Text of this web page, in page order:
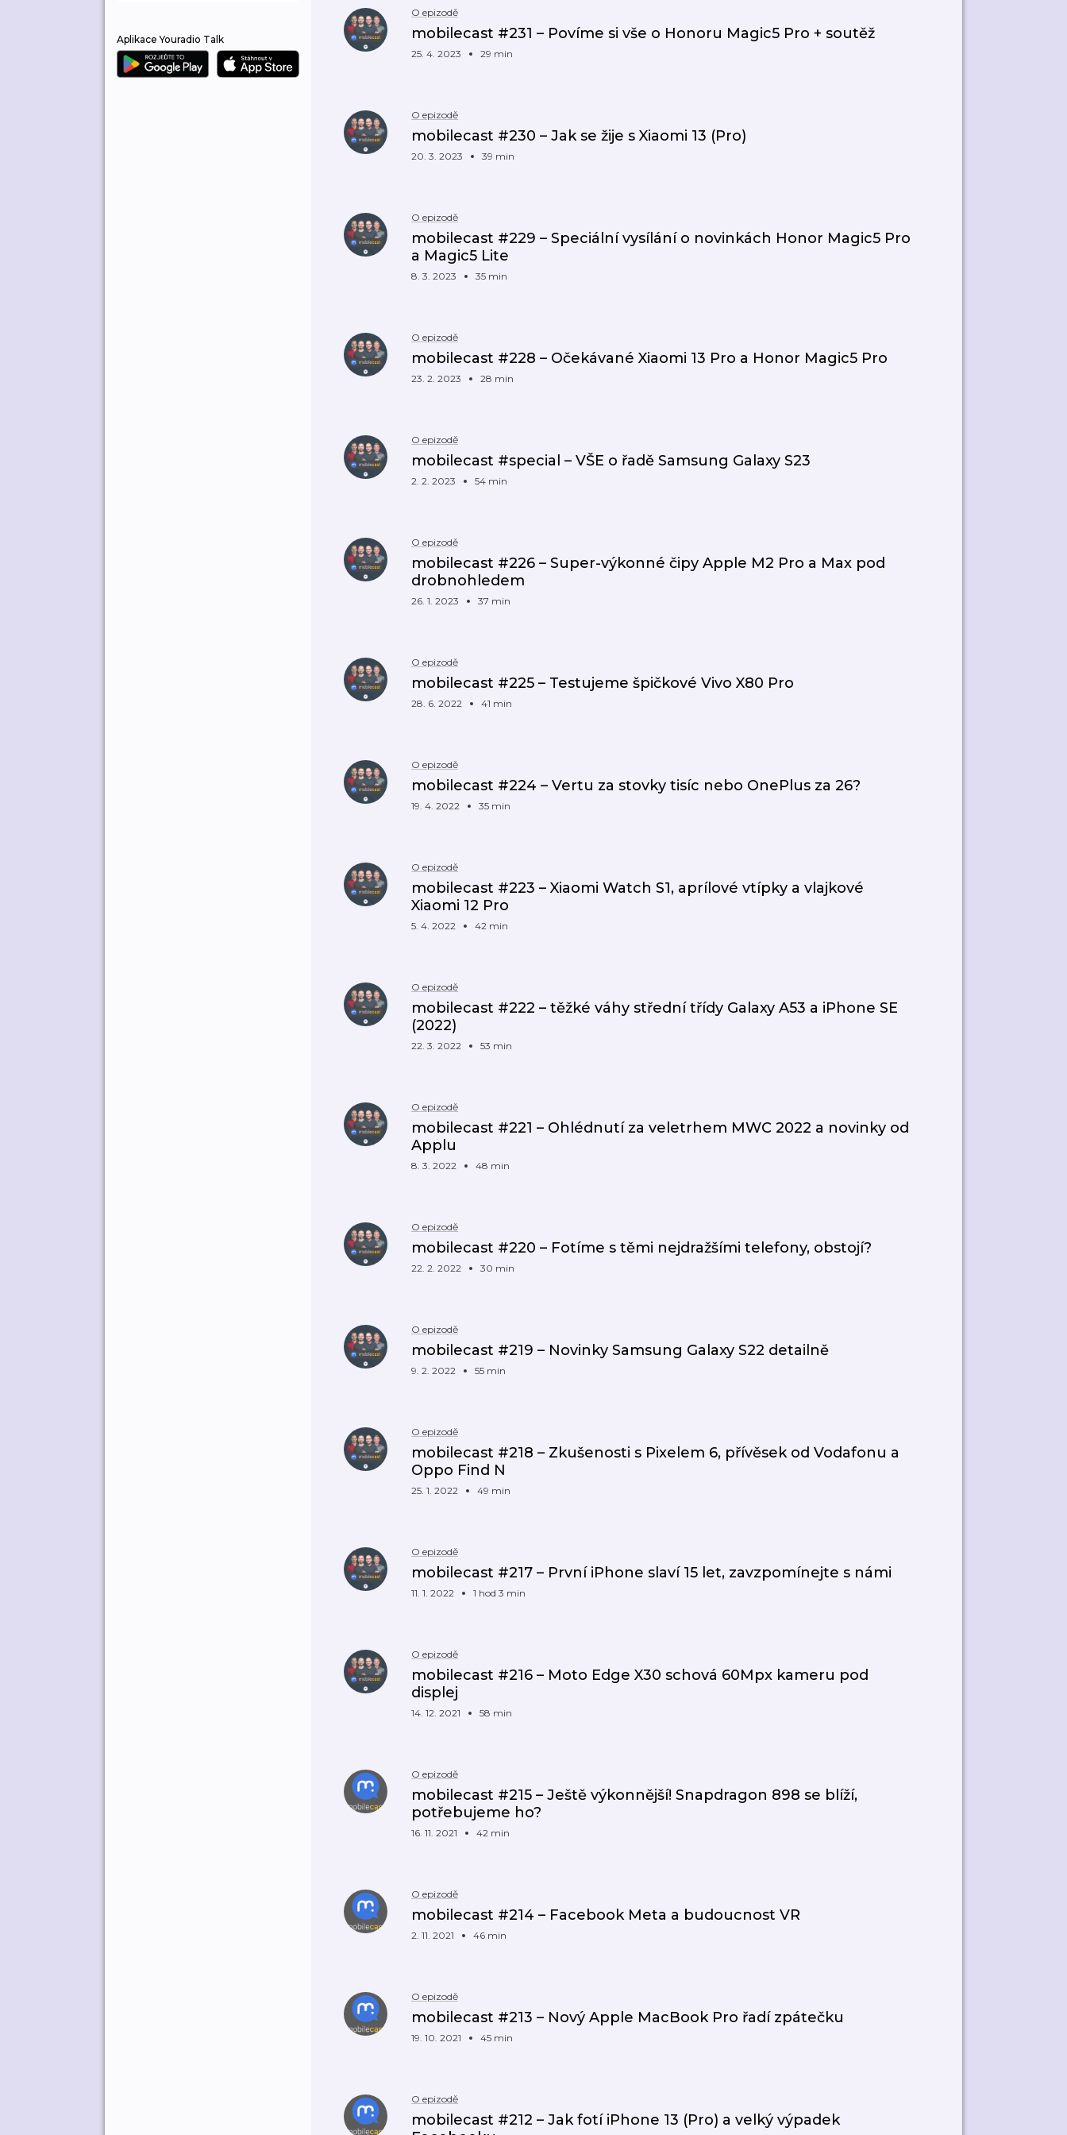
Aplikace Youradio Talk
O epizodě
mobilecast #231 – Povíme si vše o Honoru Magic5 Pro + soutěž
25. 4. 2023 29 min
O epizodě
mobilecast #230 – Jak se žije s Xiaomi 13 (Pro)
20. 3. 2023 39 min
O epizodě
mobilecast #229 – Speciální vysílání o novinkách Honor Magic5 Pro
a Magic5 Lite
8. 3. 2023 35 min
O epizodě
mobilecast #228 – Očekávané Xiaomi 13 Pro a Honor Magic5 Pro
23. 2. 2023 28 min
O epizodě
mobilecast #special – VŠE o řadě Samsung Galaxy S23
2. 2. 2023 54 min
O epizodě
mobilecast #226 – Super-výkonné čipy Apple M2 Pro a Max pod
drobnohledem
26. 1. 2023 37 min
O epizodě
mobilecast #225 – Testujeme špičkové Vivo X80 Pro
28. 6. 2022 41 min
O epizodě
mobilecast #224 – Vertu za stovky tisíc nebo OnePlus za 26?
19. 4. 2022 35 min
O epizodě
mobilecast #223 – Xiaomi Watch S1, aprílové vtípky a vlajkové
Xiaomi 12 Pro
5. 4. 2022 42 min
O epizodě
mobilecast #222 – těžké váhy střední třídy Galaxy A53 a iPhone SE
(2022)
22. 3. 2022 53 min
O epizodě
mobilecast #221 – Ohlédnutí za veletrhem MWC 2022 a novinky od
Applu
8. 3. 2022 48 min
O epizodě
mobilecast #220 – Fotíme s těmi nejdražšími telefony, obstojí?
22. 2. 2022 30 min
O epizodě
mobilecast #219 – Novinky Samsung Galaxy S22 detailně
9. 2. 2022 55 min
O epizodě
mobilecast #218 – Zkušenosti s Pixelem 6, přívěsek od Vodafonu a
Oppo Find N
25. 1. 2022 49 min
O epizodě
mobilecast #217 – První iPhone slaví 15 let, zavzpomínejte s námi
11. 1. 2022 1 hod 3 min
O epizodě
mobilecast #216 – Moto Edge X30 schová 60Mpx kameru pod
displej
14. 12. 2021 58 min
O epizodě
mobilecast #215 – Ještě výkonnější! Snapdragon 898 se blíží,
potřebujeme ho?
16. 11. 2021 42 min
O epizodě
mobilecast #214 – Facebook Meta a budoucnost VR
2. 11. 2021 46 min
O epizodě
mobilecast #213 – Nový Apple MacBook Pro řadí zpátečku
19. 10. 2021 45 min
O epizodě
mobilecast #212 – Jak fotí iPhone 13 (Pro) a velký výpadek